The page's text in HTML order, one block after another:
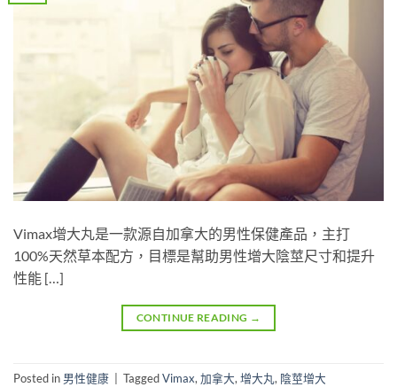
Vimax增大丸是一款源自加拿大的男性保健產品，主打
100%天然草本配方，目標是幫助男性增大陰莖尺寸和提升
性能 […]
CONTINUE READING →
Posted in 男性健康 TaggedVimax, 加拿大, 增大丸, 陰莖增大